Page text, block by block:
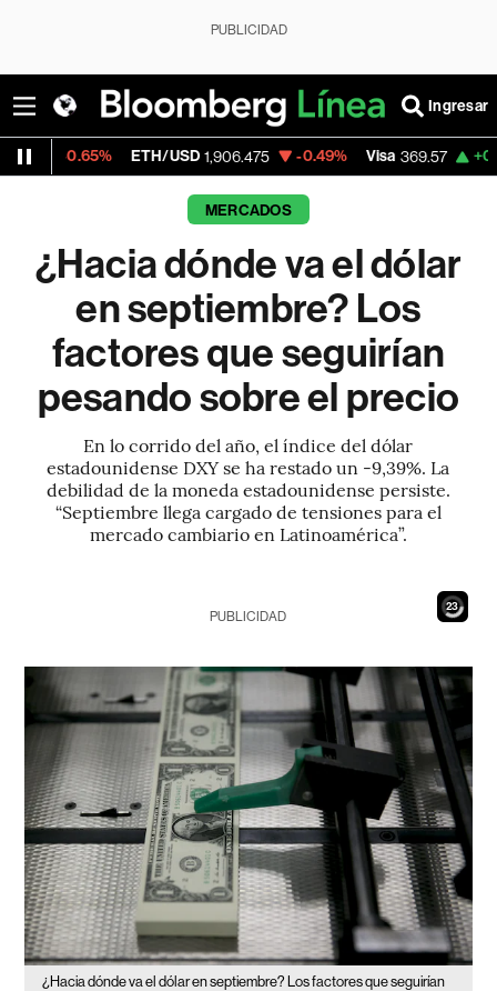
PUBLICIDAD
Ingresar
1,906.475 -0.49% Visa 369.57 +0.28% MercadoLibre
MERCADOS
¿Hacia dónde va el dólar
en septiembre? Los
factores que seguirían
pesando sobre el precio
En lo corrido del año, el índice del dólar
estadounidense DXY se ha restado un -9,39%. La
debilidad de la moneda estadounidense persiste.
“Septiembre llega cargado de tensiones para el
mercado cambiario en Latinoamérica”.
20
PUBLICIDAD
¿Hacia dónde va el dólar en septiembre? Los factores que seguirían